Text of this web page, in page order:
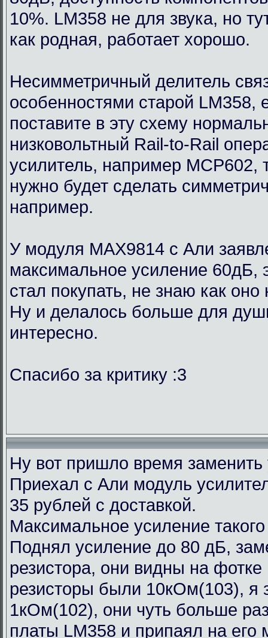
10%. LM358 не для звука, но
как родная, работает хорошо.
Несимметричный делитель
особенностями старой LM358,
поставите в эту схему
низковольтный Rail-to-Rail
усилитель, например MCP602,
нужно будет сделать
например.
У модуля MAX9814 с Али
максимальное усиление 60дБ,
стал покупать, не знаю как
Ну и делалось больше для
интересно.
Спасибо за критику :3
Ну вот пришло время
Приехал с Али модуль
35 рублей с доставкой.
Максимальное усиление
Поднял усиление до 80 дБ,
резистора, они видны на
резисторы были 10кОм(103), я
1кОм(102), они чуть больше
платы LM358 и припаял на его